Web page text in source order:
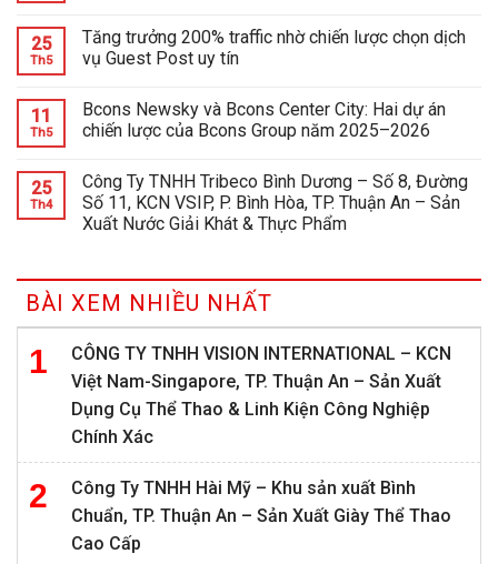
25
Th5
Tăng trưởng 200% traffic nhờ chiến lược chọn dịch
vụ Guest Post uy tín
11
Th5
Bcons Newsky và Bcons Center City: Hai dự án
chiến lược của Bcons Group năm 2025–2026
25
Th4
Công Ty TNHH Tribeco Bình Dương – Số 8, Đường
Số 11, KCN VSIP, P. Bình Hòa, TP. Thuận An – Sản
Xuất Nước Giải Khát & Thực Phẩm
BÀI XEM NHIỀU NHẤT
CÔNG TY TNHH VISION INTERNATIONAL – KCN
Việt Nam-Singapore, TP. Thuận An – Sản Xuất
Dụng Cụ Thể Thao & Linh Kiện Công Nghiệp
Chính Xác
Công Ty TNHH Hài Mỹ – Khu sản xuất Bình
Chuẩn, TP. Thuận An – Sản Xuất Giày Thể Thao
Cao Cấp